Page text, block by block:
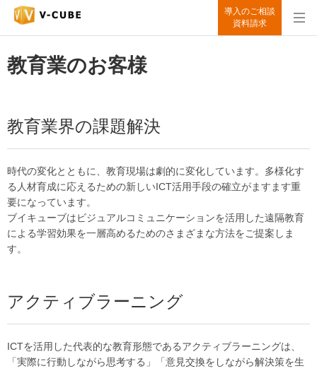
導入のご相談
資料請求
教育業のお客様
教育業界の課題解決
時代の変化とともに、教育現場は劇的に変化しています。多様化す
る人材育成に応えるための新しいICT活用手段の確立がますます重
要になっています。
ブイキューブはビジュアルコミュニケーションを活用した遠隔教育
による学習効果を一層高めるためのさまざまな方法をご提案しま
す。
アクティブラーニング
ICTを活用した代表的な教育形態であるアクティブラーニングは、
「実際に行動しながら思考する」「意見交換をしながら解決策を生